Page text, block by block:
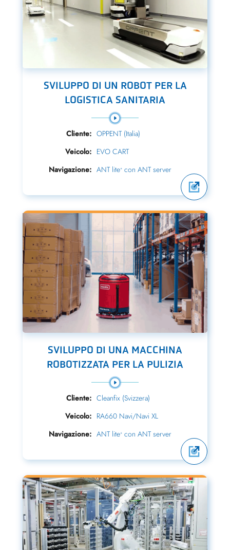
SVILUPPO DI UN ROBOT PER LA
LOGISTICA SANITARIA
Cliente: OPPENT (Italia)
Veicolo: EVO CART
Navigazione: ANT lite+ con ANT server
SVILUPPO DI UNA MACCHINA
ROBOTIZZATA PER LA PULIZIA
Cliente: Cleanfix (Svizzera)
Veicolo: RA660 Navi/Navi XL
Navigazione: ANT lite+ con ANT server